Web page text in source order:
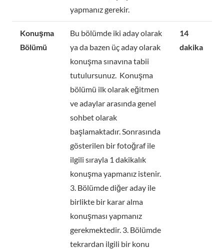
yapmanız gerekir.
Konuşma
Bölümü
Bu bölümde iki aday olarak
ya da bazen üç aday olarak
konuşma sınavına tabii
tutulursunuz. Konuşma
bölümü ilk olarak eğitmen
ve adaylar arasında genel
sohbet olarak
başlamaktadır. Sonrasında
gösterilen bir fotoğraf ile
ilgili sırayla 1 dakikalık
konuşma yapmanız istenir.
3. Bölümde diğer aday ile
birlikte bir karar alma
konuşması yapmanız
gerekmektedir. 3. Bölümde
tekrardan ilgili bir konu
14
dakika